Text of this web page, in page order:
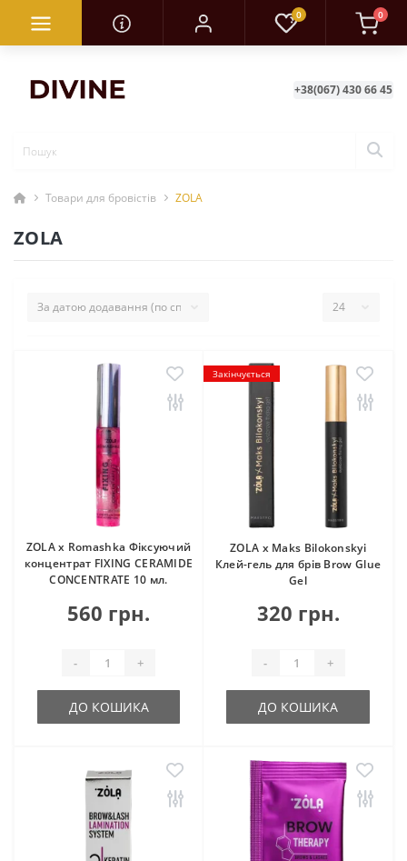
0 0
+38(067) 430 66 45
Товари для бровістів ZOLA
ZOLA
ZOLA x Romashka Фіксуючий
концентрат FIXING CERAMIDE
CONCENTRATE 10 мл.
560 грн.
- +
ДО КОШИКА
Закінчується
ZOLA x Maks Bilokonskyi
Клей-гель для брів Brow Glue
Gel
320 грн.
- +
ДО КОШИКА